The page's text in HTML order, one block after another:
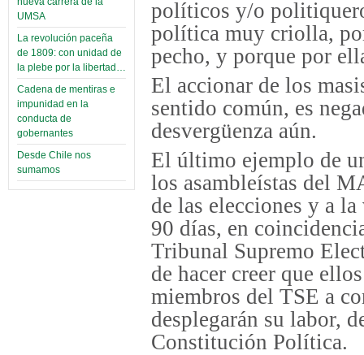
UMSA
La revolución paceña
de 1809: con unidad de
la plebe por la libertad…
Cadena de mentiras e
impunidad en la
conducta de
gobernantes
Desde Chile nos
sumamos
políticos y/o
política muy criolla,
pecho, y porque por
El accionar de los
sentido común, es
desvergüenza aún.
El último ejemplo de
los asambleístas del
de las elecciones y a
90 días, en
Tribunal Supremo
de hacer creer que
miembros del TSE a
desplegarán su labor,
Constitución Política.